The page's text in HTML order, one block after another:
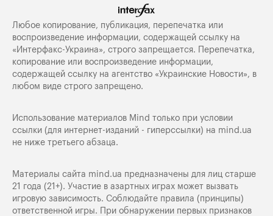
Любое копирование, публикация, перепечатка или
воспроизведение информации, содержащей ссылку на
«Интерфакс-Украина», строго запрещается. Перепечатка,
копирование или воспроизведение информации,
содержащей ссылку на агентство «Украинские Новости», в
любом виде строго запрещено.
Использование материалов Mind только при условии
ссылки (для интернет-изданий - гиперссылки) на mind.ua
не ниже третьего абзаца.
Материалы сайта mind.ua предназначены для лиц старше
21 года (21+). Участие в азартных играх может вызвать
игровую зависимость. Соблюдайте правила (принципы)
ответственной игры. При обнаружении первых признаков